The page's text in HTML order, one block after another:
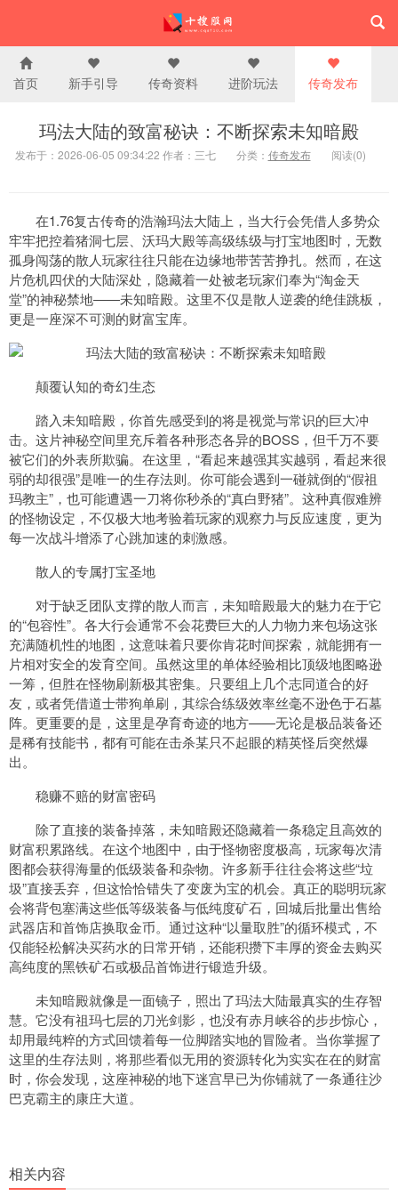
首页 新手引导 传奇资料 进阶玩法 传奇发布
玛法大陆的致富秘诀：不断探索未知暗殿
发布于：2026-06-05 09:34:22 作者：三七 分类： 传奇发布 阅读(0)
在1.76复古传奇的浩瀚玛法大陆上，当大行会凭借人多势众
牢牢把控着猪洞七层、沃玛大殿等高级练级与打宝地图时，无数
孤身闯荡的散人玩家往往只能在边缘地带苦苦挣扎。然而，在这
片危机四伏的大陆深处，隐藏着一处被老玩家们奉为“淘金天
堂”的神秘禁地——未知暗殿。这里不仅是散人逆袭的绝佳跳板，
更是一座深不可测的财富宝库。
颠覆认知的奇幻生态
踏入未知暗殿，你首先感受到的将是视觉与常识的巨大冲
击。这片神秘空间里充斥着各种形态各异的BOSS，但千万不要
被它们的外表所欺骗。在这里，“看起来越强其实越弱，看起来很
弱的却很强”是唯一的生存法则。你可能会遇到一碰就倒的“假祖
玛教主”，也可能遭遇一刀将你秒杀的“真白野猪”。这种真假难辨
的怪物设定，不仅极大地考验着玩家的观察力与反应速度，更为
每一次战斗增添了心跳加速的刺激感。
散人的专属打宝圣地
对于缺乏团队支撑的散人而言，未知暗殿最大的魅力在于它
的“包容性”。各大行会通常不会花费巨大的人力物力来包场这张
充满随机性的地图，这意味着只要你肯花时间探索，就能拥有一
片相对安全的发育空间。虽然这里的单体经验相比顶级地图略逊
一筹，但胜在怪物刷新极其密集。只要组上几个志同道合的好
友，或者凭借道士带狗单刷，其综合练级效率丝毫不逊色于石墓
阵。更重要的是，这里是孕育奇迹的地方——无论是极品装备还
是稀有技能书，都有可能在击杀某只不起眼的精英怪后突然爆
出。
稳赚不赔的财富密码
除了直接的装备掉落，未知暗殿还隐藏着一条稳定且高效的
财富积累路线。在这个地图中，由于怪物密度极高，玩家每次清
图都会获得海量的低级装备和杂物。许多新手往往会将这些“垃
圾”直接丢弃，但这恰恰错失了变废为宝的机会。真正的聪明玩家
会将背包塞满这些低等级装备与低纯度矿石，回城后批量出售给
武器店和首饰店换取金币。通过这种“以量取胜”的循环模式，不
仅能轻松解决买药水的日常开销，还能积攒下丰厚的资金去购买
高纯度的黑铁矿石或极品首饰进行锻造升级。
未知暗殿就像是一面镜子，照出了玛法大陆最真实的生存智
慧。它没有祖玛七层的刀光剑影，也没有赤月峡谷的步步惊心，
却用最纯粹的方式回馈着每一位脚踏实地的冒险者。当你掌握了
这里的生存法则，将那些看似无用的资源转化为实实在在的财富
时，你会发现，这座神秘的地下迷宫早已为你铺就了一条通往沙
巴克霸主的康庄大道。
相关内容